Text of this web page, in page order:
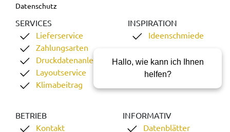
Datenschutz
SERVICES
Lieferservice
Zahlungsarten
Druckdatenanleitung
Layoutservice
Klimabeitrag
INSPIRATION
Ideenschmiede
BETRIEB
Kontakt
INFORMATIV
Datenblätter
Hallo, wie kann ich Ihnen
helfen?